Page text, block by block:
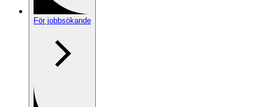
För jobbsökande